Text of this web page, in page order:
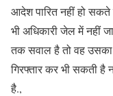
आदेश पारित नहीं हो
भी अधिकारी जेल में नहीं
तक सवाल है तो वह उसका
गिरफ्तार कर भी सकती
है.,